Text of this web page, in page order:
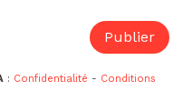
: Confidentialité - Conditions